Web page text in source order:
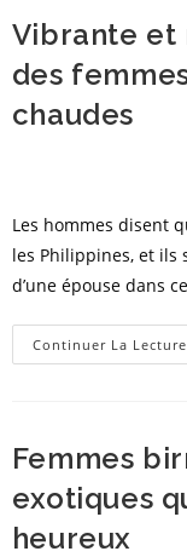
Vibrante et
des
chaudes
Les hommes disent
les Philippines, et ils
d’une épouse dans
Continuer La Lecture
Femmes
exotiques
heureux